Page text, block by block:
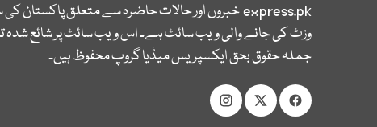
express.pkخبروں اور حالات حاضرہ سے متعلق پاکستان
وزٹ کی جانے والی ویب سائٹ ہے۔ اس ویب سائٹ پر شائع شدہ
جملہ حقوق بحق ایکسپریس میڈیا گروپ محفوظ ہیں۔